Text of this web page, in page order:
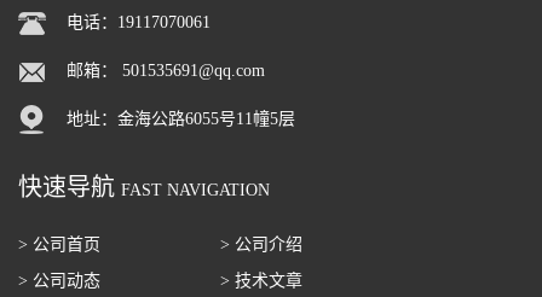
电话：19117070061
邮箱： 501535691@qq.com
地址：金海公路6055号11幢5层
快速导航 FAST NAVIGATION
> 公司首页
> 公司介绍
> 公司动态
> 技术文章